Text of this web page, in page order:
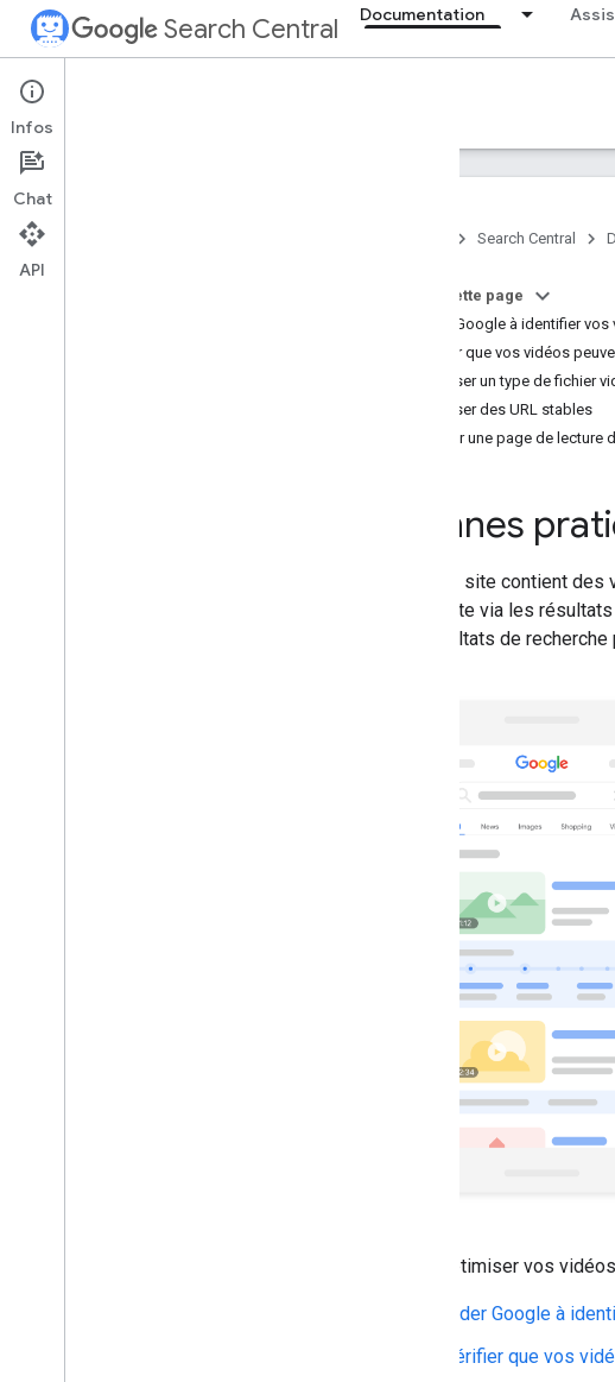
Search Central Documentation
Documentation
Principes de base du SEO
Search Central
Sur cette page
Aider Google à identifier
Vérifier que vos vidéos
Utiliser un type de fichier
Utiliser des URL stables
Créer une page de
Bonnes
Si votre site contient
votre site via les
de résultats de
Pour optimiser vos
Aider Google à
Vérifier que vos
Infos
Chat
API